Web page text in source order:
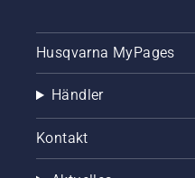
Husqvarna MyPages
Händler
Kontakt